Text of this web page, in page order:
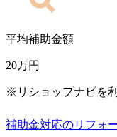
平均補助金額
20万円
※リショップナビを
補助金対応のリフォ